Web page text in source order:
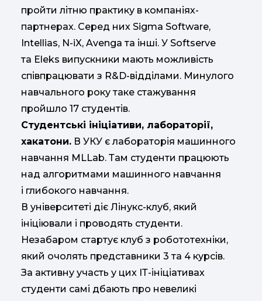
пройти літню практику в компаніях-
партнерах. Серед них Sigma Software,
Intellias, N-iX, Avenga та інші. У Softserve
та Eleks випускники мають можливість
співпрацювати з R&D-відділами. Минулого
навчального року таке стажування
пройшло 17 студентів.
Студентські ініціативи, лабораторії,
хакатони. В УКУ є лабораторія машинного
навчання MLLab. Там студенти працюють
над алгоритмами машинного навчання
і глибокого навчання.
В університеті діє Лінукс-клуб, який
ініціювали і проводять студенти.
Незабаром стартує клуб з робототехніки,
який очолять представники 3 та 4 курсів.
За активну участь у цих ІТ-ініціативах
студенти самі дбають про невеликі